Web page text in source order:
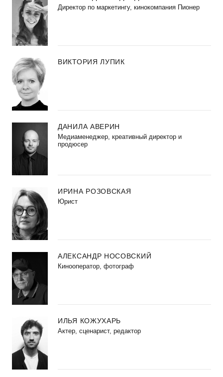
Директор по маркетингу, кинокомпания Пионер
ВИКТОРИЯ ЛУПИК
ДАНИЛА АВЕРИН
Медиаменеджер, креативный директор и
продюсер
ИРИНА РОЗОВСКАЯ
Юрист
АЛЕКСАНДР НОСОВСКИЙ
Кинооператор, фотограф
ИЛЬЯ КОЖУХАРЬ
Актер, сценарист, редактор